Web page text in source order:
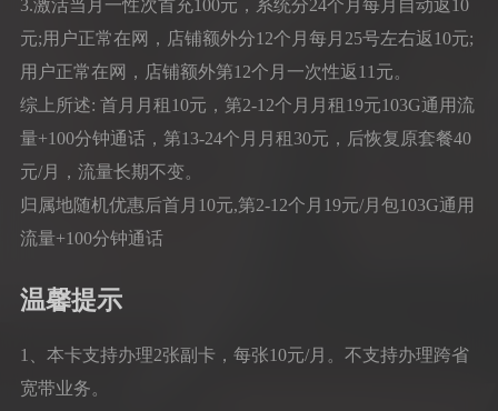
3.激活当月一性次首充100元，系统分24个月每月自动返10
元;用户正常在网，店铺额外分12个月每月25号左右返10元;
用户正常在网，店铺额外第12个月一次性返11元。
综上所述: 首月月租10元，第2-12个月月租19元103G通用流
量+100分钟通话，第13-24个月月租30元，后恢复原套餐40
元/月，流量长期不变。
归属地随机优惠后首月10元,第2-12个月19元/月包103G通用
流量+100分钟通话
温馨提示
1、本卡支持办理2张副卡，每张10元/月。不支持办理跨省
宽带业务。